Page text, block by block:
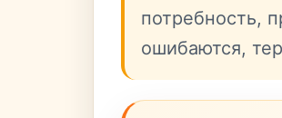
потребность,
ошибаются,